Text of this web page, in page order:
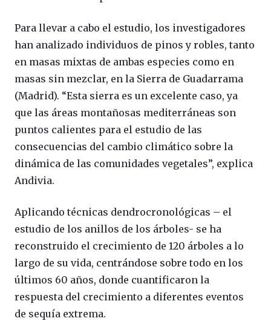
Para llevar a cabo el estudio, los investigadores
han analizado individuos de pinos y robles, tanto
en masas mixtas de ambas especies como en
masas sin mezclar, en la Sierra de Guadarrama
(Madrid). “Esta sierra es un excelente caso, ya
que las áreas montañosas mediterráneas son
puntos calientes para el estudio de las
consecuencias del cambio climático sobre la
dinámica de las comunidades vegetales”, explica
Andivia.
Aplicando técnicas dendrocronológicas – el
estudio de los anillos de los árboles- se ha
reconstruido el crecimiento de 120 árboles a lo
largo de su vida, centrándose sobre todo en los
últimos 60 años, donde cuantificaron la
respuesta del crecimiento a diferentes eventos
de sequía extrema.